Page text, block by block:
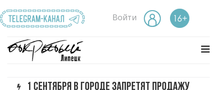
Войти
1 сентября в городе запретят продажу